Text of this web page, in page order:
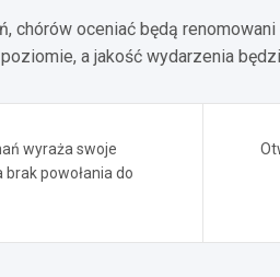
chórów oceniać będą
a jakość wydarzenia
wyraża swoje
powołania do